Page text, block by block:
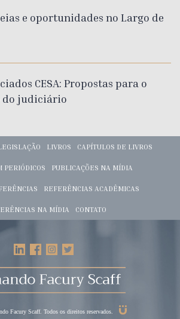
e oportunidades no Largo de
CESA: Propostas para o
do judiciário
LIVROS CAPÍTULOS DE LIVROS
PERIÓDICOS PUBLICAÇÕES NA MÍDIA
REFERÊNCIAS ACADÊMICAS
NA MÍDIA CONTATO
Facury Scaff. Todos os direitos reservados.